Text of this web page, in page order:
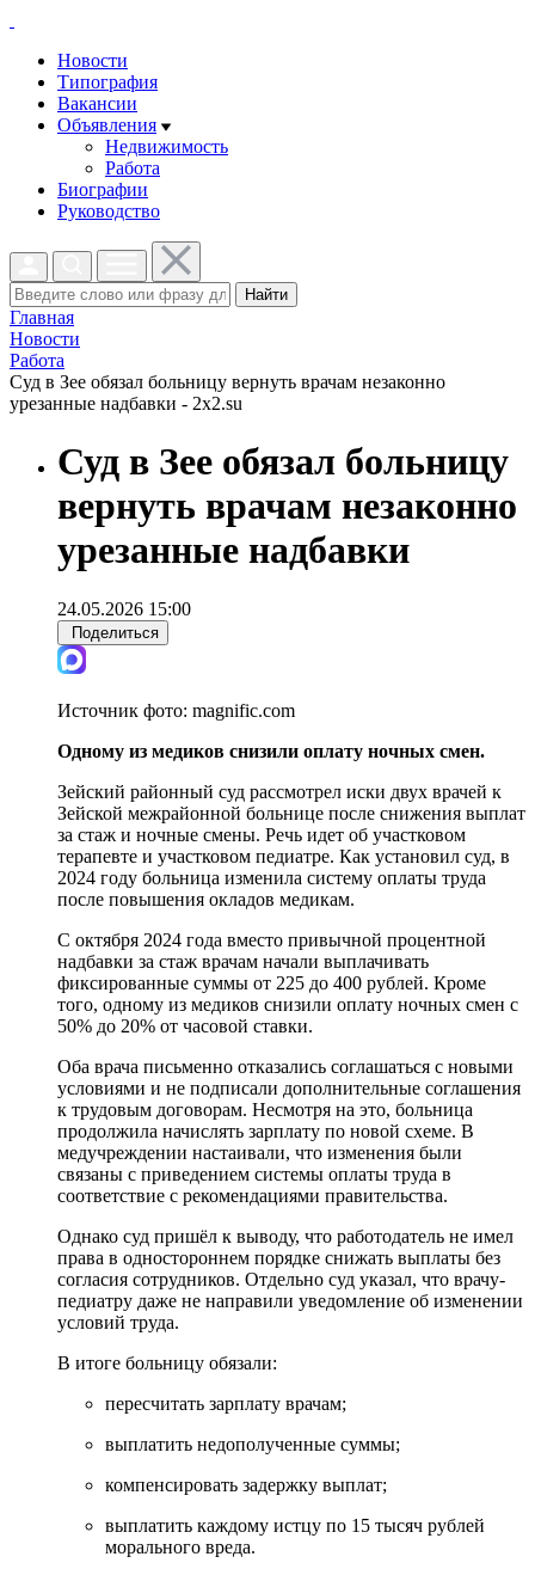
Новости
Типография
Вакансии
Объявления
Недвижимость
Работа
Биографии
Руководство
Найти
Главная
Новости
Работа
Суд в Зее обязал больницу вернуть врачам незаконно
урезанные надбавки - 2x2.su
Суд в Зее обязал больницу
вернуть врачам незаконно
урезанные надбавки
24.05.2026 15:00
Поделиться
Источник фото: magnific.com
Одному из медиков снизили оплату ночных смен.
Зейский районный суд рассмотрел иски двух врачей к
Зейской межрайонной больнице после снижения выплат
за стаж и ночные смены. Речь идет об участковом
терапевте и участковом педиатре. Как установил суд, в
2024 году больница изменила систему оплаты труда
после повышения окладов медикам.
С октября 2024 года вместо привычной процентной
надбавки за стаж врачам начали выплачивать
фиксированные суммы от 225 до 400 рублей. Кроме
того, одному из медиков снизили оплату ночных смен с
50% до 20% от часовой ставки.
Оба врача письменно отказались соглашаться с новыми
условиями и не подписали дополнительные соглашения
к трудовым договорам. Несмотря на это, больница
продолжила начислять зарплату по новой схеме. В
медучреждении настаивали, что изменения были
связаны с приведением системы оплаты труда в
соответствие с рекомендациями правительства.
Однако суд пришёл к выводу, что работодатель не имел
права в одностороннем порядке снижать выплаты без
согласия сотрудников. Отдельно суд указал, что врачу-
педиатру даже не направили уведомление об изменении
условий труда.
В итоге больницу обязали:
пересчитать зарплату врачам;
выплатить недополученные суммы;
компенсировать задержку выплат;
выплатить каждому истцу по 15 тысяч рублей
морального вреда.